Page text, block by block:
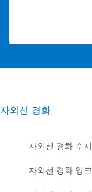
자외선 경화
자외선 경화 수지
자외선 경화 잉크